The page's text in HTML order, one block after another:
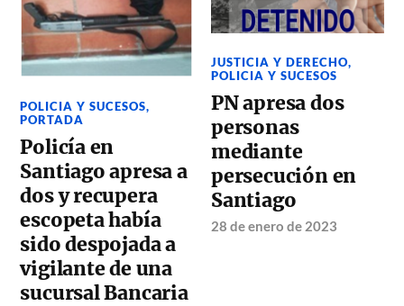
POLICIA Y SUCESOS,
PORTADA
Policía en
Santiago apresa a
dos y recupera
escopeta había
sido despojada a
vigilante de una
sucursal Bancaria
JUSTICIA Y DERECHO,
POLICIA Y SUCESOS
PN apresa dos
personas
mediante
persecución en
Santiago
28 de enero de 2023